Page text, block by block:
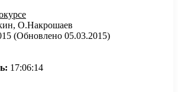
О.Накрошаев
(Обновлено 05.03.2015)
17:06:14